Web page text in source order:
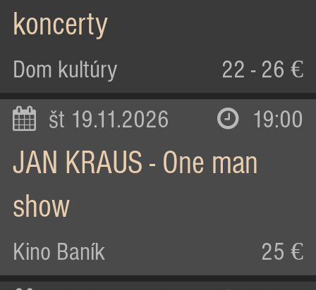
koncerty
Dom kultúry 22 - 26 €
št 19.11.2026 19:00
JAN KRAUS - One man
show
Kino Baník 25 €